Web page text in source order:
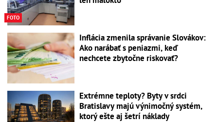
FOTO
Inflácia zmenila správanie Slovákov:
Ako narábať s peniazmi, keď
nechcete zbytočne riskovať?
Extrémne teploty? Byty v srdci
Bratislavy majú výnimočný systém,
ktorý ešte aj šetrí náklady